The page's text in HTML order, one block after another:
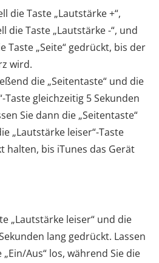
die Taste „Lautstärke +“,
die Taste „Lautstärke -“, und
Taste „Seite“ gedrückt, bis der
wird.
die „Seitentaste“ und die
Taste gleichzeitig 5 Sekunden
Sie dann die „Seitentaste“
„Lautstärke leiser“-Taste
halten, bis iTunes das Gerät
„Lautstärke leiser“ und die
lang gedrückt. Lassen
Aus“ los, während Sie die